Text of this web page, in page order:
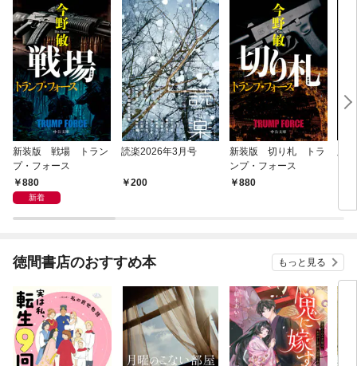
新装版 戦場 トラン
プ・フォース
880
新着
読楽2026年3月号
200
新装版 切り札 トラ
ンプ・フォース
880
徳間書店のおすすめ本 もっと見る